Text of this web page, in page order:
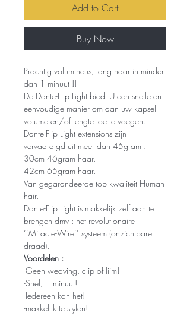
Add to Cart
Buy Now
Prachtig volumineus, lang haar in minder
dan 1 minuut !!
De Dante-Flip Light biedt U een snelle en
eenvoudige manier om aan uw kapsel
volume en/of lengte toe te voegen.
Dante-Flip Light extensions zijn
vervaardigd uit meer dan 45gram :
30cm 46gram haar.
42cm 65gram haar.
Van gegarandeerde top kwaliteit Human
hair.
Dante-Flip Light is makkelijk zelf aan te
brengen dmv : het revolutionaire
‘’Miracle-Wire’’ systeem (onzichtbare
draad).
Voordelen :
-Geen weaving, clip of lijm!
-Snel; 1 minuut!
-Iedereen kan het!
-makkelijk te stylen!